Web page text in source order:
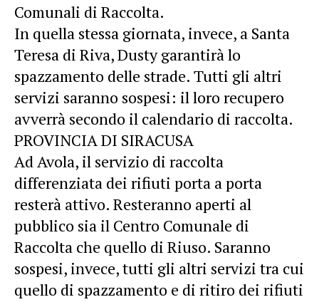
Comunali di Raccolta.
In quella stessa giornata, invece, a Santa
Teresa di Riva, Dusty garantirà lo
spazzamento delle strade. Tutti gli altri
servizi saranno sospesi: il loro recupero
avverrà secondo il calendario di raccolta.
PROVINCIA DI SIRACUSA
Ad Avola, il servizio di raccolta
differenziata dei rifiuti porta a porta
resterà attivo. Resteranno aperti al
pubblico sia il Centro Comunale di
Raccolta che quello di Riuso. Saranno
sospesi, invece, tutti gli altri servizi tra cui
quello di spazzamento e di ritiro dei rifiuti